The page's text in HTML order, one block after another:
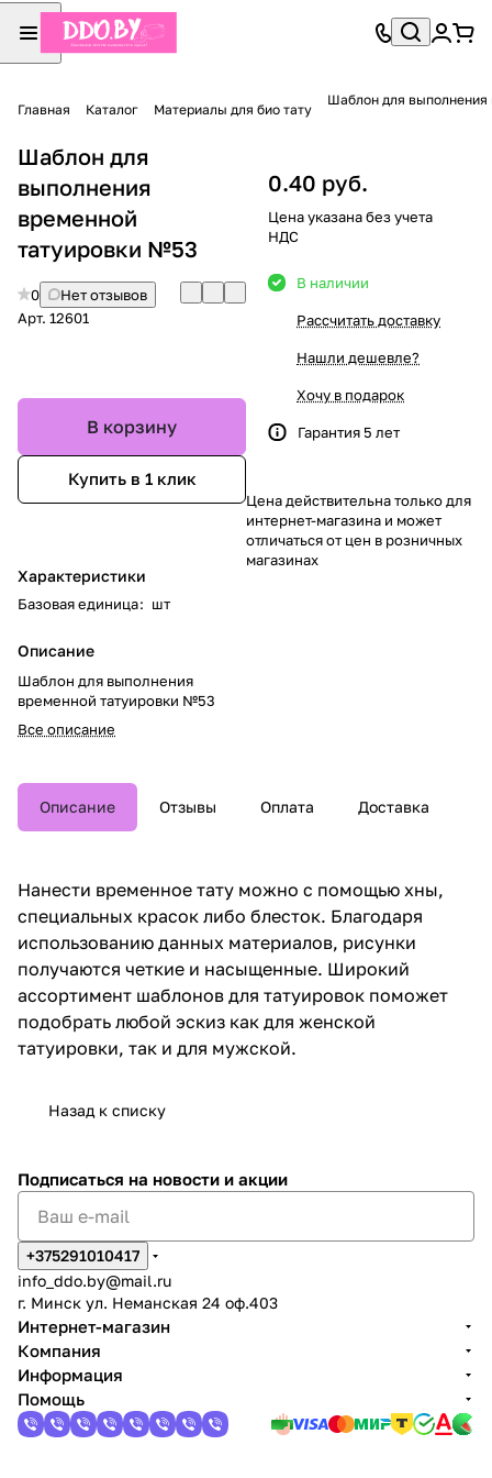
Главная Каталог Материалы для био тату
Шаблон для
Шаблон для
выполнения
временной
татуировки №53
0
Нет отзывов
Арт. 12601
В корзину
Купить в 1 клик
Характеристики
Базовая единица: шт
Описание
Шаблон для выполнения
временной татуировки №53
Все описание
0.40 руб.
Цена указана без учета
НДС
В наличии
Рассчитать доставку
Нашли дешевле?
Хочу в подарок
Гарантия 5 лет
Цена действительна только для
интернет-магазина и может
отличаться от цен в розничных
магазинах
Описание Отзывы Оплата Доставка
Нанести временное тату можно с помощью хны,
специальных красок либо блесток. Благодаря
использованию данных материалов, рисунки
получаются четкие и насыщенные. Широкий
ассортимент шаблонов для татуировок поможет
подобрать любой эскиз как для женской
татуировки, так и для мужской.
Назад к списку
Подписаться на новости и акции
+375291010417
info_ddo.by@mail.ru
г. Минск ул. Неманская 24 оф.403
Интернет-магазин
Компания
Информация
Помощь